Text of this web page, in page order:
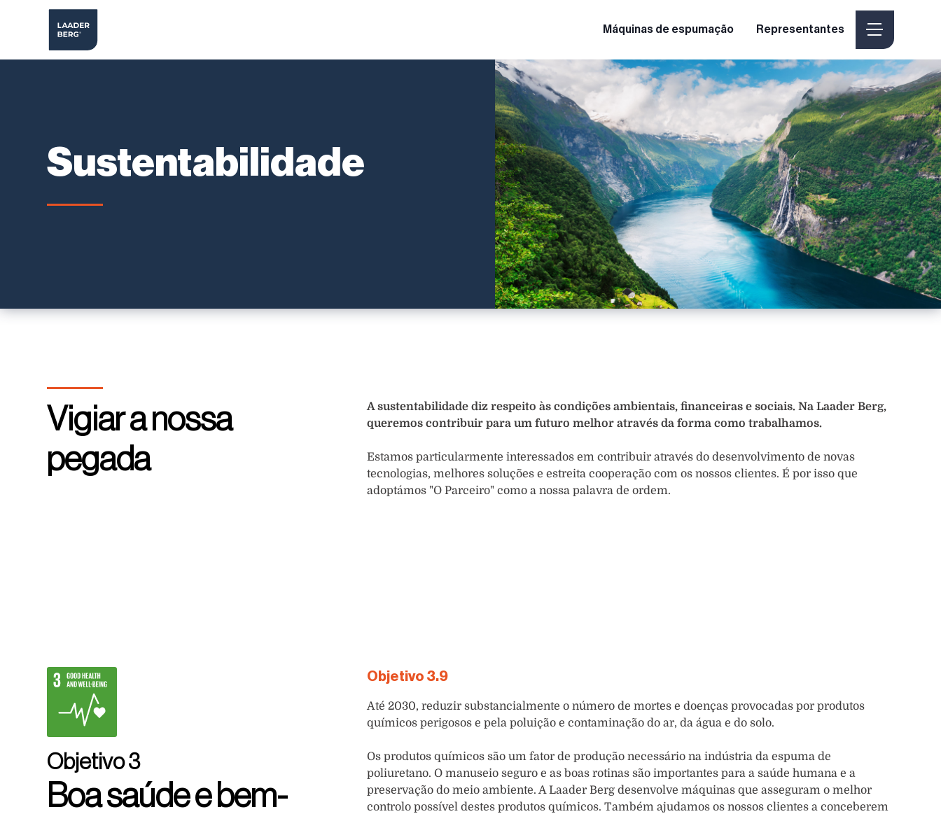
Máquinas de espumação Representantes
Sustentabilidade
Vigiar a nossa
pegada
A sustentabilidade diz respeito às condições ambientais, financeiras e sociais. Na Laader Berg,
queremos contribuir para um futuro melhor através da forma como trabalhamos.
Estamos particularmente interessados em contribuir através do desenvolvimento de novas
tecnologias, melhores soluções e estreita cooperação com os nossos clientes. É por isso que
adoptámos "O Parceiro" como a nossa palavra de ordem.
Objetivo 3
Boa saúde e bem-
Objetivo 3.9
Até 2030, reduzir substancialmente o número de mortes e doenças provocadas por produtos
químicos perigosos e pela poluição e contaminação do ar, da água e do solo.
Os produtos químicos são um fator de produção necessário na indústria da espuma de
poliuretano. O manuseio seguro e as boas rotinas são importantes para a saúde humana e a
preservação do meio ambiente. A Laader Berg desenvolve máquinas que asseguram o melhor
controlo possível destes produtos químicos. Também ajudamos os nossos clientes a conceberem